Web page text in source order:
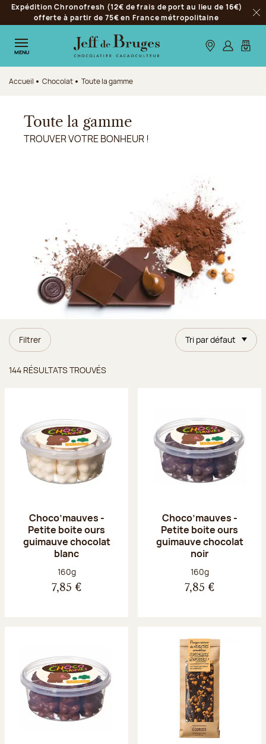
Aller à la navigation
Aller au contenu principal
Aller au pied de page
Expédition Chronofresh (12€ de frais de port au lieu de 16€)
offerte à partir de 75€ en France métropolitaine
MENU Nos boutiques
S’identifier
Mon
Accueil Chocolat Toute la gamme
Toute la gamme
TROUVER VOTRE BONHEUR !
Filtrer Tri par défaut
144 RÉSULTATS TROUVÉS
Choco’mauves -
Petite boite ours
guimauve chocolat
blanc
Poids net :
160g
7,85 €
Choco’mauves -
Petite boite ours
guimauve chocolat
noir
Poids net :
160g
7,85 €